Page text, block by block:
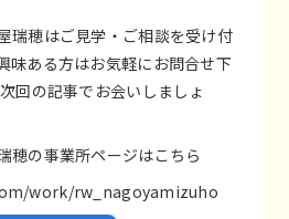
瑞穂はご見学・ご相談を受け付
味ある方はお気軽にお問合せ下
回の記事でお会いしましょ
の事業所ページはこちら
work/rw_nagoyamizuho